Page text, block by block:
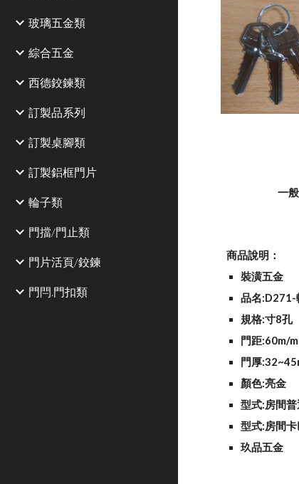
玻璃五金類
綜合五金
西德鉸鍊類
訂製品系列
訂製桌腳類
訂製鋁框門片
輪子類
門擋/門止類
門片活頁/鉸鍊
門閂.門扣類
商品說明：
裝潢五金
品名:D271-
規格:寸8孔
門距:60m/m
門厚
顏色:亮金
型式:房間
型式:房間
玖品五金